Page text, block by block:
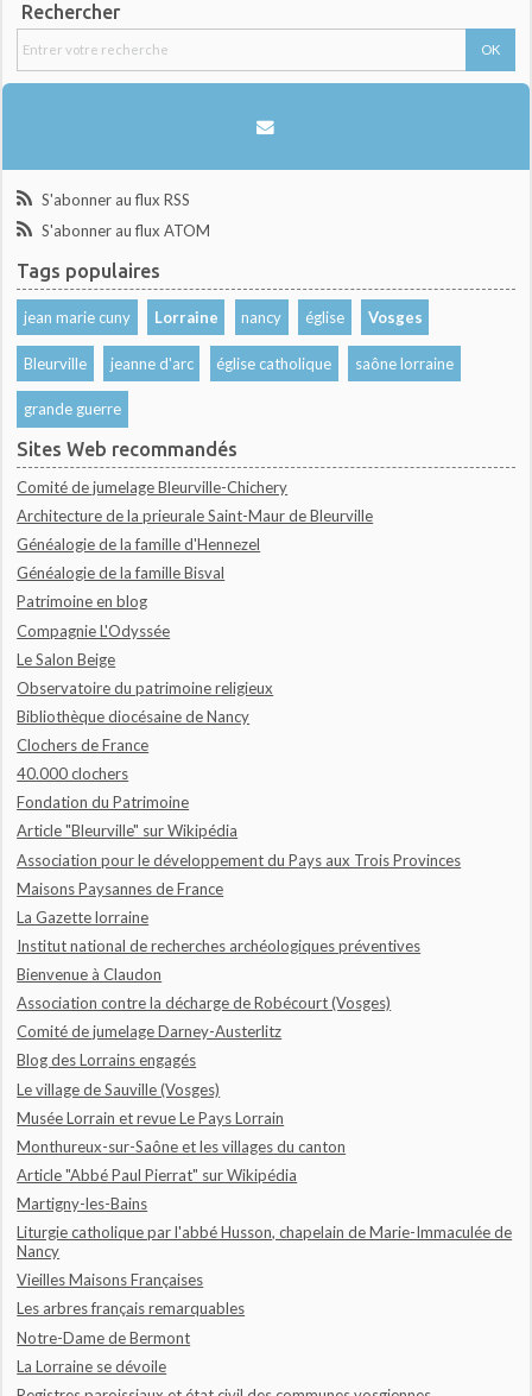
Rechercher
S'abonner au flux RSS
S'abonner au flux ATOM
Tags populaires
jean marie cuny Lorraine nancy église Vosges
Bleurville jeanne d'arc église catholique saône lorraine
grande guerre
Sites Web recommandés
Comité de jumelage Bleurville-Chichery
Architecture de la prieurale Saint-Maur de Bleurville
Généalogie de la famille d'Hennezel
Généalogie de la famille Bisval
Patrimoine en blog
Compagnie L'Odyssée
Le Salon Beige
Observatoire du patrimoine religieux
Bibliothèque diocésaine de Nancy
Clochers de France
40.000 clochers
Fondation du Patrimoine
Article "Bleurville" sur Wikipédia
Association pour le développement du Pays aux Trois Provinces
Maisons Paysannes de France
La Gazette lorraine
Institut national de recherches archéologiques préventives
Bienvenue à Claudon
Association contre la décharge de Robécourt (Vosges)
Comité de jumelage Darney-Austerlitz
Blog des Lorrains engagés
Le village de Sauville (Vosges)
Musée Lorrain et revue Le Pays Lorrain
Monthureux-sur-Saône et les villages du canton
Article "Abbé Paul Pierrat" sur Wikipédia
Martigny-les-Bains
Liturgie catholique par l'abbé Husson, chapelain de Marie-Immaculée de
Nancy
Vieilles Maisons Françaises
Les arbres français remarquables
Notre-Dame de Bermont
La Lorraine se dévoile